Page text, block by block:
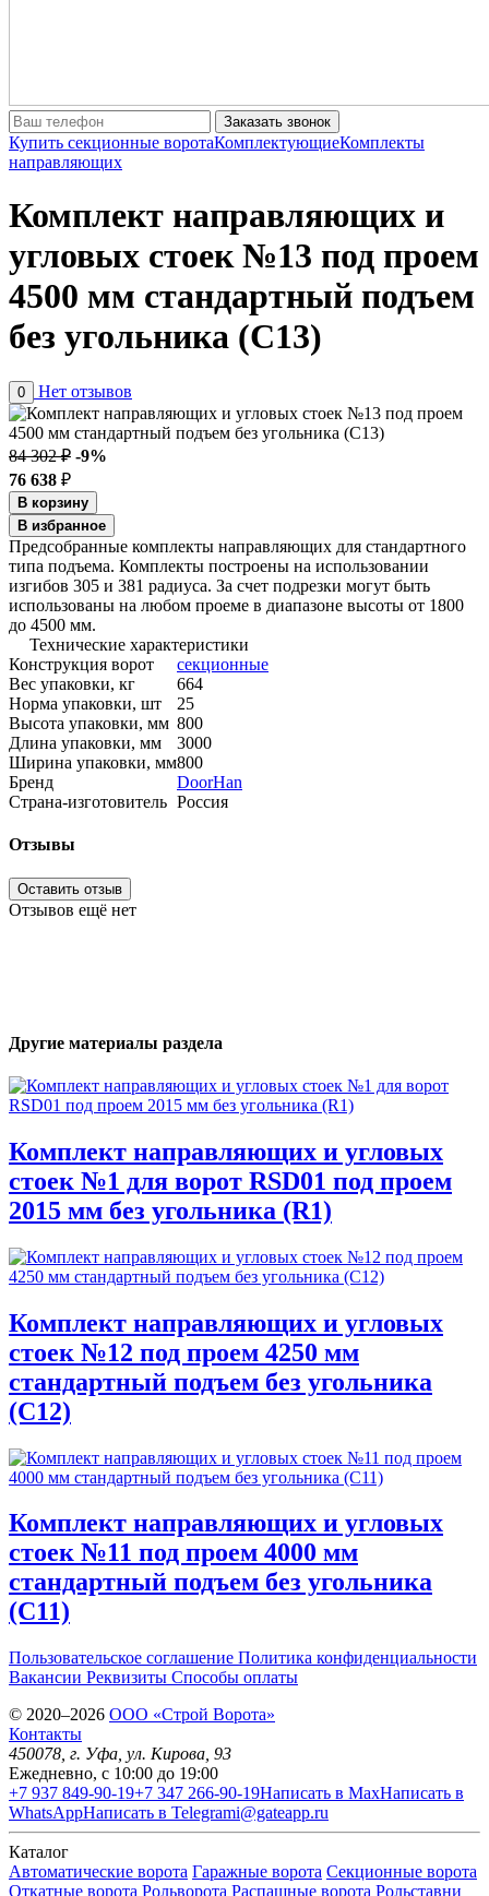
Заказать звонок
Купить секционные воротаКомплектующиеКомплекты
направляющих
Комплект направляющих и
угловых стоек №13 под проем
4500 мм стандартный подъем
без угольника (С13)
0 Нет отзывов
84 302 ₽ -9%
76 638 ₽
В корзину
В избранное
Предсобранные комплекты направляющих для стандартного
типа подъема. Комплекты построены на использовании
изгибов 305 и 381 радиуса. За счет подрезки могут быть
использованы на любом проеме в диапазоне высоты от 1800
до 4500 мм.
Технические характеристики
Конструкция ворот
секционные
Вес упаковки, кг
664
Норма упаковки, шт
25
Высота упаковки, мм 800
Длина упаковки, мм
3000
Ширина упаковки, мм800
Бренд
DoorHan
Страна-изготовитель Россия
Отзывы
Оставить отзыв
Отзывов ещё нет
Другие материалы раздела
Комплект направляющих и угловых
стоек №1 для ворот RSD01 под проем
2015 мм без угольника (R1)
Комплект направляющих и угловых
стоек №12 под проем 4250 мм
стандартный подъем без угольника
(С12)
Комплект направляющих и угловых
стоек №11 под проем 4000 мм
стандартный подъем без угольника
(С11)
Пользовательское соглашение Политика конфиденциальности
Вакансии Реквизиты Способы оплаты
© 2020–2026 OOO «Строй Ворота»
Контакты
450078 , г. Уфа ул. Кирова, 93
Ежедневно, с 10:00 до 19:00
+7 937 849-90-19+7 347 266-90-19Написать в MaxНаписать в
WhatsAppНаписать в Telegrami@gateapp.ru
Каталог
Автоматические ворота Гаражные ворота Секционные ворота
Откатные ворота Рольворота Распашные ворота Рольставни